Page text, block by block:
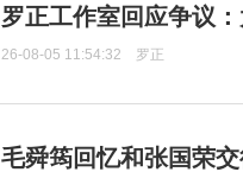
罗正工作室回应争议
26-08-05 11:54:32 罗正
毛舜筠回忆和张国荣